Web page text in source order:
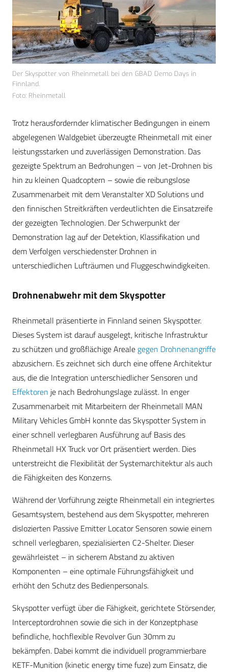
Der Skyspotter von Rheinmetall bei den GBAD Demo Days in
Finnland.
Foto: Rheinmetall
Trotz herausfordernder klimatischer Bedingungen in einem
abgelegenen Waldgebiet überzeugte Rheinmetall mit einer
leistungsstarken und zuverlässigen Demonstration. Das
gezeigte Spektrum an Bedrohungen – von Jet-Drohnen bis
hin zu kleinen Quadcoptern – sowie die reibungslose
Zusammenarbeit mit dem Veranstalter XD Solutions und
den finnischen Streitkräften verdeutlichten die Einsatzreife
der gezeigten Technologien. Der Schwerpunkt der
Demonstration lag auf der Detektion, Klassifikation und
dem Verfolgen verschiedenster Drohnen in
unterschiedlichen Lufträumen und Fluggeschwindigkeiten.
Drohnenabwehr mit dem Skyspotter
Rheinmetall präsentierte in Finnland seinen Skyspotter.
Dieses System ist darauf ausgelegt, kritische Infrastruktur
zu schützen und großflächige Areale gegen Drohnenangriffe
abzusichern. Es zeichnet sich durch eine offene Architektur
aus, die die Integration unterschiedlicher Sensoren und
Effektoren je nach Bedrohungslage zulässt. In enger
Zusammenarbeit mit Mitarbeitern der Rheinmetall MAN
Military Vehicles GmbH konnte das Skyspotter System in
einer schnell verlegbaren Ausführung auf Basis des
Rheinmetall HX Truck vor Ort präsentiert werden. Dies
unterstreicht die Flexibilität der Systemarchitektur als auch
die Fähigkeiten des Konzerns.
Während der Vorführung zeigte Rheinmetall ein integriertes
Gesamtsystem, bestehend aus dem Skyspotter, mehreren
dislozierten Passive Emitter Locator Sensoren sowie einem
schnell verlegbaren, spezialisierten C2-Shelter. Dieser
gewährleistet – in sicherem Abstand zu aktiven
Komponenten – eine optimale Führungsfähigkeit und
erhöht den Schutz des Bedienpersonals.
Skyspotter verfügt über die Fähigkeit, gerichtete Störsender,
Interceptordrohnen sowie die sich in der Konzeptphase
befindliche, hochflexible Revolver Gun 30mm zu
bekämpfen. Dabei kommt die individuell programmierbare
KETF-Munition (kinetic energy time fuze) zum Einsatz, die